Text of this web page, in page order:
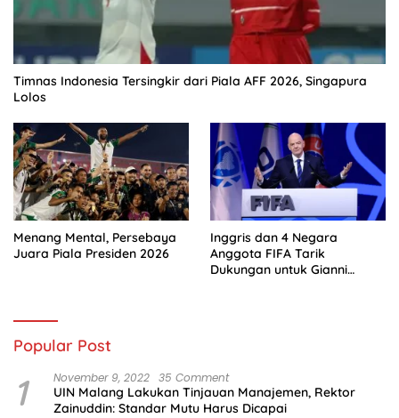
Timnas Indonesia Tersingkir dari Piala AFF 2026, Singapura
Lolos
Menang Mental, Persebaya
Juara Piala Presiden 2026
Inggris dan 4 Negara
Anggota FIFA Tarik
Dukungan untuk Gianni
Popular Post
1 November 9, 2022 35 Comment
UIN Malang Lakukan Tinjauan Manajemen, Rektor
Zainuddin: Standar Mutu Harus Dicapai